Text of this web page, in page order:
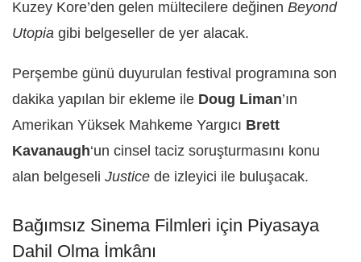
Kuzey Kore’den gelen mültecilere değinen Beyond
Utopia gibi belgeseller de yer alacak.
Perşembe günü duyurulan festival programına son
dakika yapılan bir ekleme ile Doug Liman’ın
Amerikan Yüksek Mahkeme Yargıcı Brett
Kavanaugh‘un cinsel taciz soruşturmasını konu
alan belgeseli Justice de izleyici ile buluşacak.
Bağımsız Sinema Filmleri için Piyasaya
Dahil Olma İmkânı